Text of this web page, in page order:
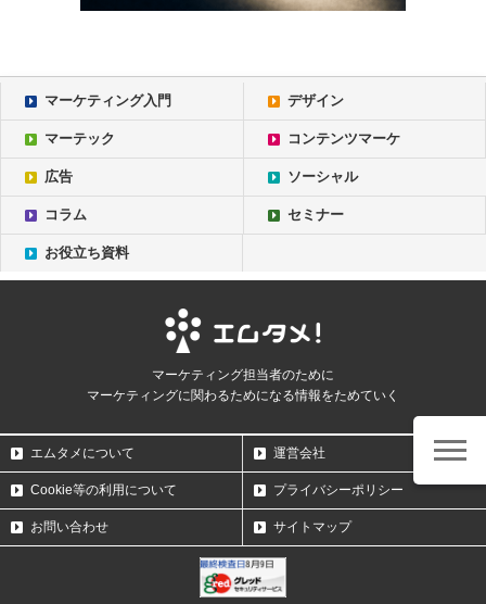
マーケティング入門 デザイン
マーテック コンテンツマーケ
広告 ソーシャル
コラム セミナー
お役立ち資料
マーケティング担当者のために
マーケティングに関わるためになる情報をためていく
エムタメについて 運営会社
Cookie等の利用について プライバシーポリシー
お問い合わせ サイトマップ